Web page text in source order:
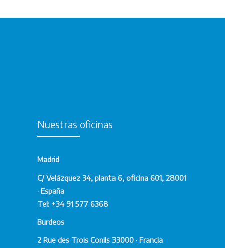
Nuestras oficinas
Madrid
C/ Velázquez 34, planta 6, oficina 601, 28001
· España
Tel: +34 91 577 6368
Burdeos
2 Rue des Trois Conils 33000 · Francia